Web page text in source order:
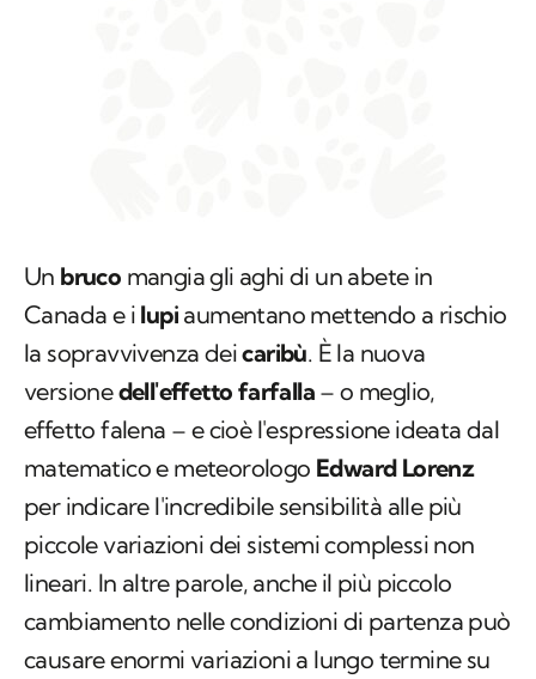
Un bruco mangia gli aghi di un abete in
Canada e i lupi aumentano mettendo a rischio
la sopravvivenza deicaribù. È la nuova
versionedell'effetto farfalla – o meglio,
effetto falena – e cioè l'espressione ideata dal
matematico e meteorologo Edward Lorenz
per indicare l'incredibile sensibilità alle più
piccole variazioni dei sistemi complessi non
lineari. In altre parole, anche il più piccolo
cambiamento nelle condizioni di partenza può
causare enormi variazioni a lungo termine su